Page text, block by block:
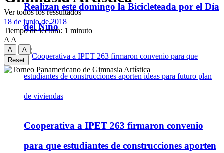
Realizan este domingo la Bicicleteada por el Día
del Niño
Cooperativa a IPET 263 firmaron convenio
para que estudiantes de construcciones aporten
Ver todos los ressultados
18 de junio de 2018
Tiempo de lectura: 1 minuto
A A
A
A
Reset